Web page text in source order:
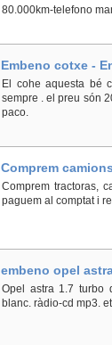
80.000km-telefono
Embeno cotxe -
El cohe aquesta bé
sempre . el preu són
paco.
Comprem
Comprem tractoras,
paguem al comptat i
embeno opel
Opel astra 1.7 turbo
blanc. ràdio-cd mp3.